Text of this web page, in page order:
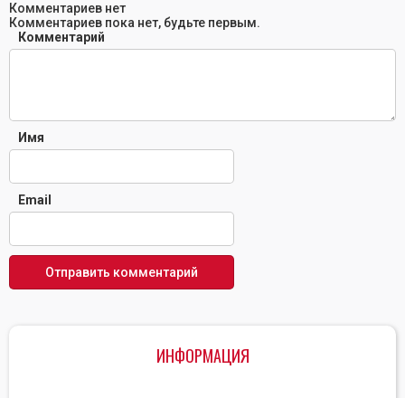
ИНФОРМАЦИЯ
Комментариев нет
Комментариев пока нет, будьте первым.
Комментарий
Имя
Email